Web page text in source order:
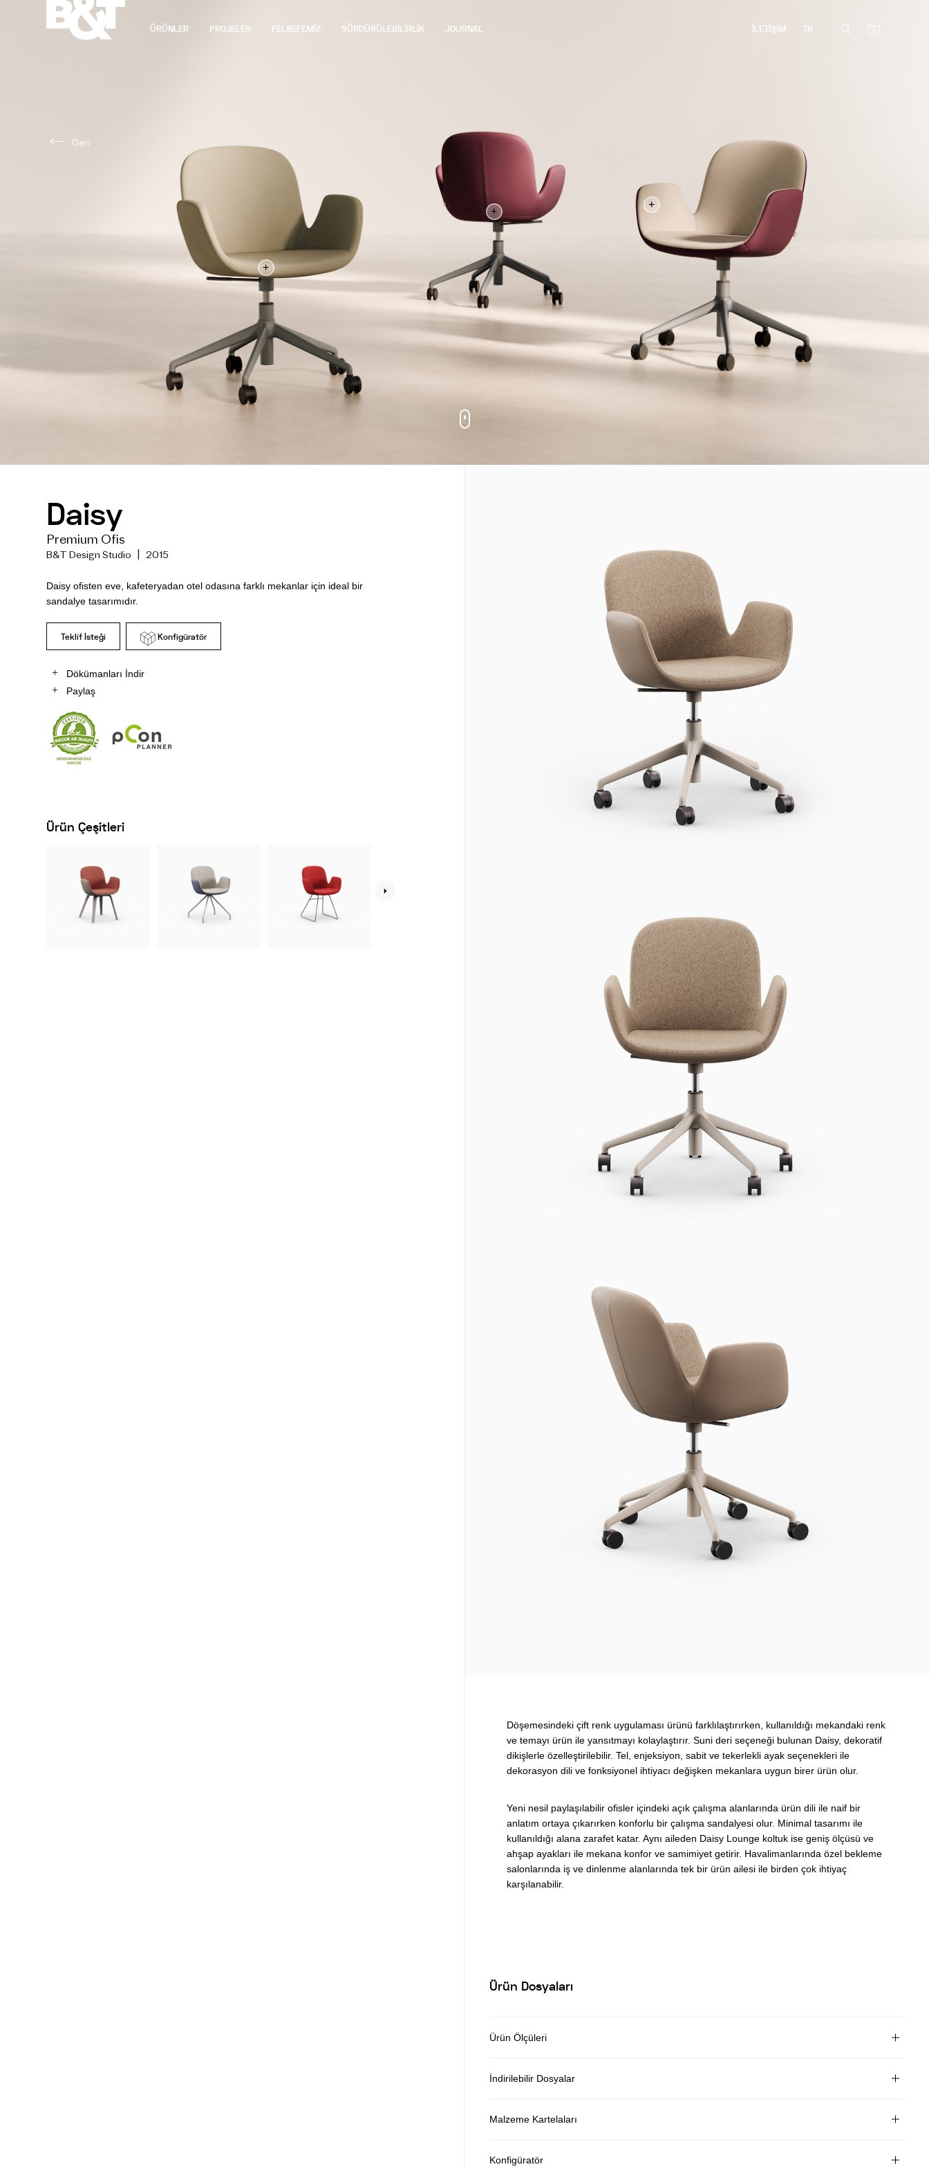
Geri
ÜRÜNLER PROJELER FELSEFEMİZ SÜRDÜRÜLEBİLİRLİK JOURNAL İLETİŞİM TR
+
+
+
Daisy
Premium Ofis
B&T Design Studio | 2015
Daisy ofisten eve, kafeteryadan otel odasına farklı mekanlar için ideal bir
sandalye tasarımıdır.
Teklif İsteği Konfigüratör
Dökümanları İndir
Paylaş
Ürün Çeşitleri
Döşemesindeki çift renk uygulaması ürünü farklılaştırırken, kullanıldığı mekandaki renk
ve temayı ürün ile yansıtmayı kolaylaştırır. Suni deri seçeneği bulunan Daisy, dekoratif
dikişlerle özelleştirilebilir. Tel, enjeksiyon, sabit ve tekerlekli ayak seçenekleri ile
dekorasyon dili ve fonksiyonel ihtiyacı değişken mekanlara uygun birer ürün olur.
Yeni nesil paylaşılabilir ofisler içindeki açık çalışma alanlarında ürün dili ile naif bir
anlatım ortaya çıkarırken konforlu bir çalışma sandalyesi olur. Minimal tasarımı ile
kullanıldığı alana zarafet katar. Aynı aileden Daisy Lounge koltuk ise geniş ölçüsü ve
ahşap ayakları ile mekana konfor ve samimiyet getirir. Havalimanlarında özel bekleme
salonlarında iş ve dinlenme alanlarında tek bir ürün ailesi ile birden çok ihtiyaç
karşılanabilir.
Ürün Dosyaları
Ürün Ölçüleri
İndirilebilir Dosyalar
Malzeme Kartelaları
Konfigüratör